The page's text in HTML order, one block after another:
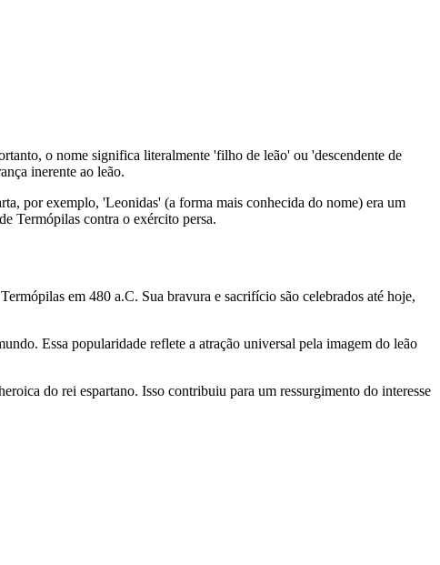
o nome significa literalmente 'filho de leão' ou 'descendente de
inerente ao leão.
por exemplo, 'Leonidas' (a forma mais conhecida do nome) era um
Termópilas contra o exército persa.
em 480 a.C. Sua bravura e sacrifício são celebrados até hoje,
Essa popularidade reflete a atração universal pela imagem do leão
do rei espartano. Isso contribuiu para um ressurgimento do interesse